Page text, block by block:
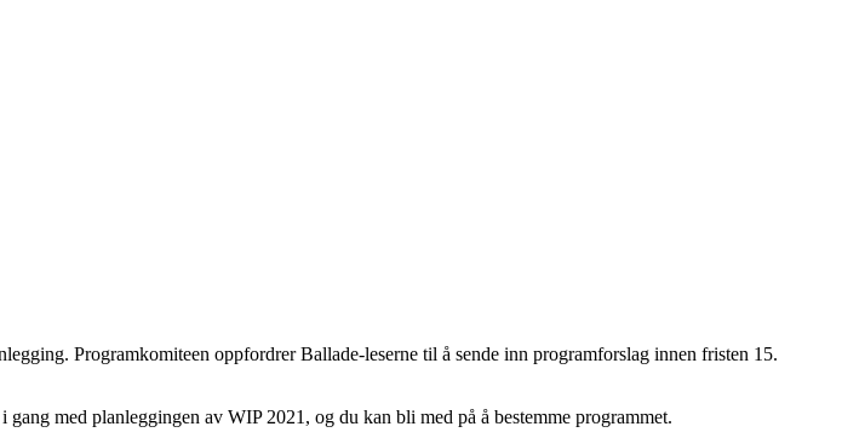
Programkomiteen oppfordrer Ballade-leserne til å sende inn programforslag innen fristen 15.
gang med planleggingen av WIP 2021, og du kan bli med på å bestemme programmet.